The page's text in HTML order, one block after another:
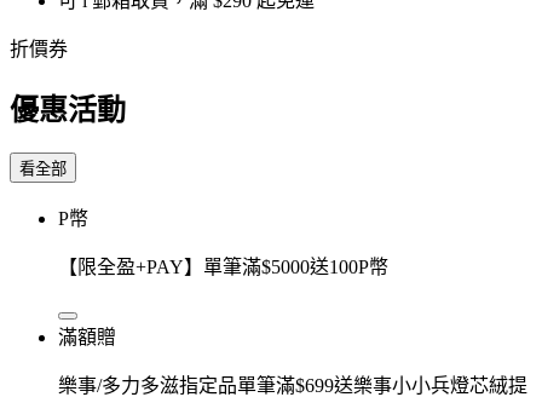
折價券
優惠活動
看全部
P幣
【限全盈+PAY】單筆滿$5000送100P幣
滿額贈
樂事/多力多滋指定品單筆滿$699送樂事小小兵燈芯絨提